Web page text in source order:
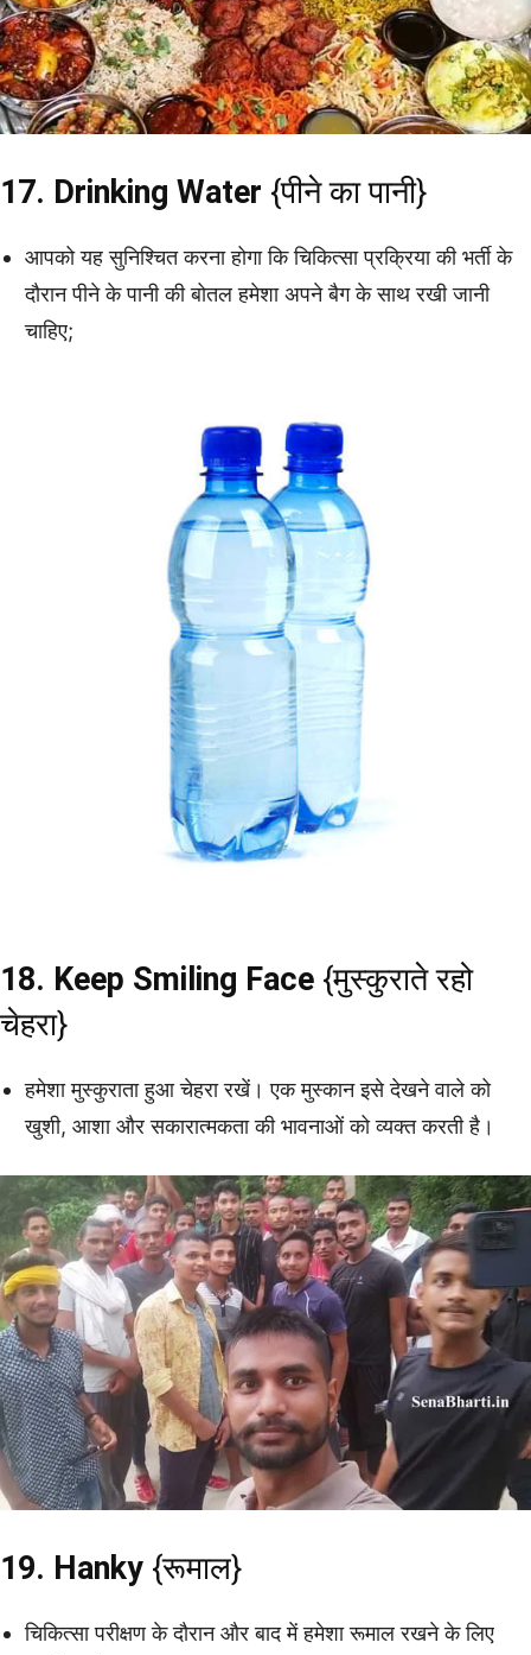
17. Drinking Water {पीने का पानी}
आपको यह सुनिश्चित करना होगा कि चिकित्सा प्रक्रिया की भर्ती के
दौरान पीने के पानी की बोतल हमेशा अपने बैग के साथ रखी जानी
चाहिए;
18. Keep Smiling Face {मुस्कुराते रहो
चेहरा}
हमेशा मुस्कुराता हुआ चेहरा रखें। एक मुस्कान इसे देखने वाले को
खुशी, आशा और सकारात्मकता की भावनाओं को व्यक्त करती है।
19. Hanky {रूमाल}
चिकित्सा परीक्षण के दौरान और बाद में हमेशा रूमाल रखने के लिए